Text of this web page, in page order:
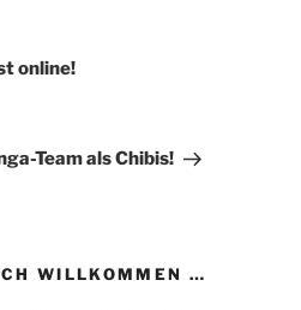
online!
Team als Chibis!
WILLKOMMEN …